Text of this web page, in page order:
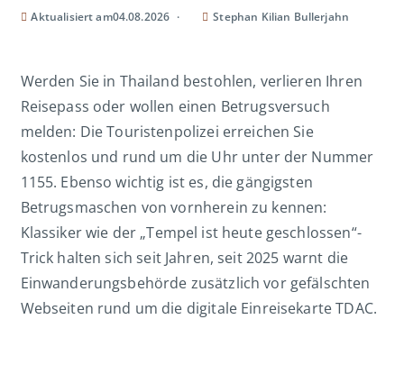
Aktualisiert am04.08.2026 Stephan Kilian Bullerjahn
Werden Sie in Thailand bestohlen, verlieren Ihren
Reisepass oder wollen einen Betrugsversuch
melden: Die Touristenpolizei erreichen Sie
kostenlos und rund um die Uhr unter der Nummer
1155. Ebenso wichtig ist es, die gängigsten
Betrugsmaschen von vornherein zu kennen:
Klassiker wie der „Tempel ist heute geschlossen“-
Trick halten sich seit Jahren, seit 2025 warnt die
Einwanderungsbehörde zusätzlich vor gefälschten
Webseiten rund um die digitale Einreisekarte TDAC.